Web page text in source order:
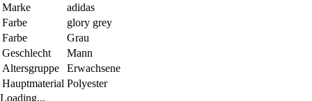
Marke
adidas
Farbe
glory grey
Farbe
Grau
Geschlecht
Mann
Altersgruppe
Erwachsene
Hauptmaterial Polyester
Loading...